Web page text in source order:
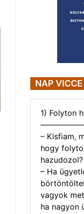
NAP VICCE
1) Folyton
– Kisfiam,
hogy
hazudozol?
– Ha
vagyok
ha nagyon